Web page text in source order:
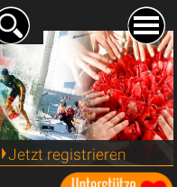
Jetzt registrieren